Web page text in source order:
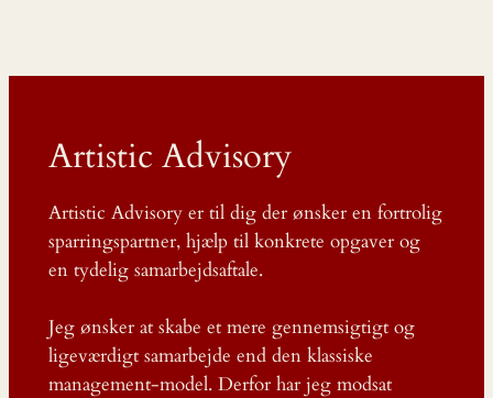
Artistic Advisory
Artistic Advisory er til dig der ønsker en fortrolig
sparringspartner, hjælp til konkrete opgaver og
en tydelig samarbejdsaftale.
Jeg ønsker at skabe et mere gennemsigtigt og
ligeværdigt samarbejde end den klassiske
management-model. Derfor har jeg modsat